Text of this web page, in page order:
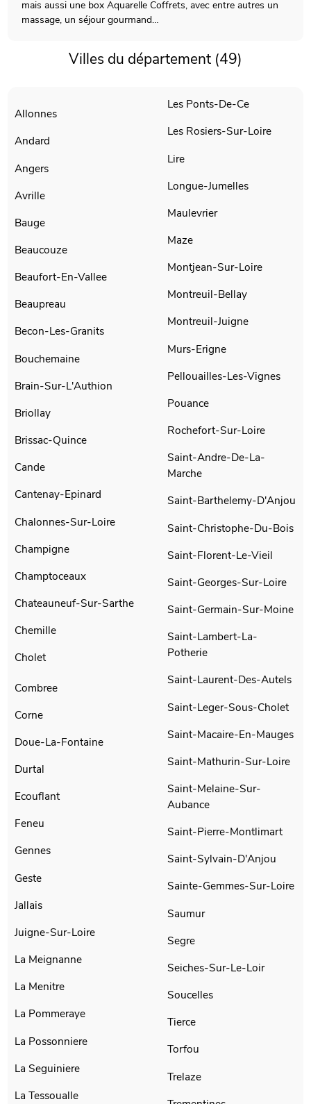
mais aussi une box Aquarelle Coffrets, avec entre autres un
massage, un séjour gourmand…
Villes du département (49)
Allonnes
Andard
Angers
Avrille
Bauge
Beaucouze
Beaufort-En-Vallee
Beaupreau
Becon-Les-Granits
Bouchemaine
Brain-Sur-L'Authion
Briollay
Brissac-Quince
Cande
Cantenay-Epinard
Chalonnes-Sur-Loire
Champigne
Champtoceaux
Chateauneuf-Sur-Sarthe
Chemille
Cholet
Combree
Corne
Doue-La-Fontaine
Durtal
Ecouflant
Feneu
Gennes
Geste
Jallais
Juigne-Sur-Loire
La Meignanne
La Menitre
La Pommeraye
La Possonniere
La Seguiniere
La Tessoualle
Les Ponts-De-Ce
Les Rosiers-Sur-Loire
Lire
Longue-Jumelles
Maulevrier
Maze
Montjean-Sur-Loire
Montreuil-Bellay
Montreuil-Juigne
Murs-Erigne
Pellouailles-Les-Vignes
Pouance
Rochefort-Sur-Loire
Saint-Andre-De-La-
Marche
Saint-Barthelemy-D'Anjou
Saint-Christophe-Du-Bois
Saint-Florent-Le-Vieil
Saint-Georges-Sur-Loire
Saint-Germain-Sur-Moine
Saint-Lambert-La-
Potherie
Saint-Laurent-Des-Autels
Saint-Leger-Sous-Cholet
Saint-Macaire-En-Mauges
Saint-Mathurin-Sur-Loire
Saint-Melaine-Sur-
Aubance
Saint-Pierre-Montlimart
Saint-Sylvain-D'Anjou
Sainte-Gemmes-Sur-Loire
Saumur
Segre
Seiches-Sur-Le-Loir
Soucelles
Tierce
Torfou
Trelaze